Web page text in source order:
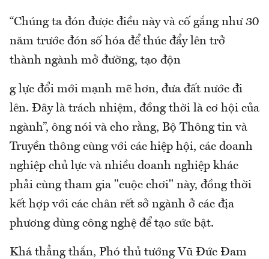
“Chúng ta đón được điều này và cố gắng như 30
năm trước đón số hóa để thúc đẩy lên trở
thành ngành mở đường, tạo độn
g lực đổi mới mạnh mẽ hơn, đưa đất nước đi
lên. Đây là trách nhiệm, đồng thời là cơ hội của
ngành”, ông nói và cho rằng, Bộ Thông tin và
Truyền thông cùng với các hiệp hội, các doanh
nghiệp chủ lực và nhiều doanh nghiệp khác
phải cùng tham gia "cuộc chơi" này, đồng thời
kết hợp với các chân rết sở ngành ở các địa
phương dùng công nghệ để tạo sức bật.
Khá thẳng thắn, Phó thủ tướng Vũ Đức Đam